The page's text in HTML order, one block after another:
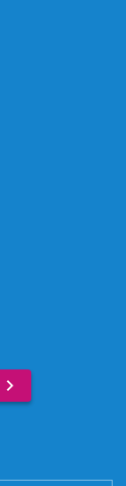
chevron_right